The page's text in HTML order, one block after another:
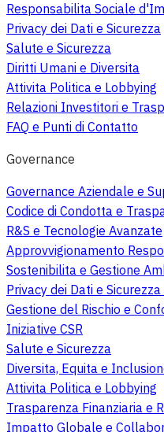
Responsabilita Sociale
Privacy dei Dati e Sicurezza
Salute e Sicurezza
Diritti Umani e Diversita
Attivita Politica e Lobbying
Relazioni Investitori e
FAQ e Punti di Contatto
Governance
Governance Aziendale e
Codice di Condotta e
R&S e Tecnologie Avanzate
Approvvigionamento
Sostenibilita e Gestione
Privacy dei Dati e
Gestione del Rischio e
Iniziative CSR
Salute e Sicurezza
Diversita, Equita e
Attivita Politica e Lobbying
Trasparenza Finanziaria e
Impatto Globale e